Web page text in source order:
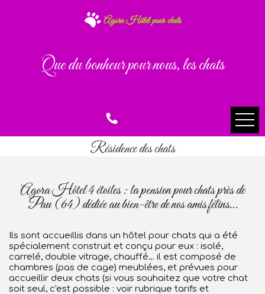
Que du bonheur pour nous, les chats
Résidence des chats
Agora Hôtel 4 étoiles : la pension pour chats près de
Pau (64) dédiée au bien-être de nos amis félins…
Ils sont accueillis dans un hôtel pour chats qui a été
spécialement construit et conçu pour eux : isolé,
carrelé, double vitrage, chauffé… il est composé de
chambres (pas de cage) meublées, et prévues pour
accueillir deux chats (si vous souhaitez que votre chat
soit seul, c'est possible : voir rubrique tarifs et